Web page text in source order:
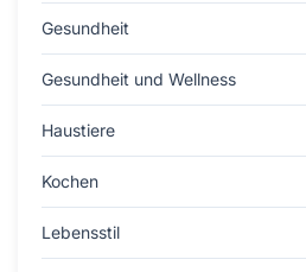
Gesundheit
Gesundheit und Wellness
Haustiere
Kochen
Lebensstil